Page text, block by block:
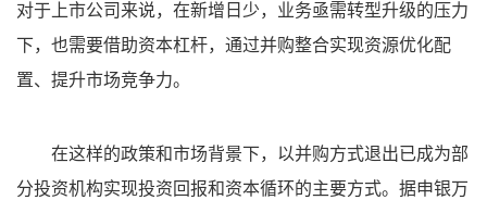
对于上市公司来说，在新增日少，业务亟需转型升级的压力
下，也需要借助资本杠杆，通过并购整合实现资源优化配
置、提升市场竞争力。
在这样的政策和市场背景下，以并购方式退出已成为部
分投资机构实现投资回报和资本循环的主要方式。据申银万